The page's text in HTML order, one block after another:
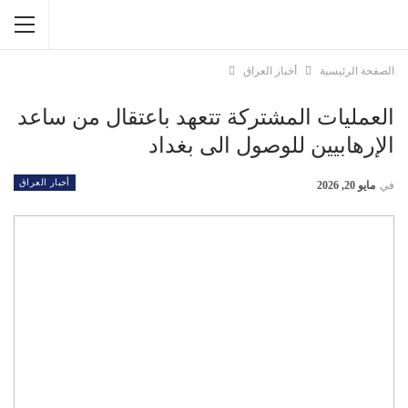
الصفحة الرئيسية أخبار العراق
العمليات المشتركة تتعهد باعتقال من ساعد
الإرهابيين للوصول الى بغداد
أخبار العراق في مايو 20, 2026